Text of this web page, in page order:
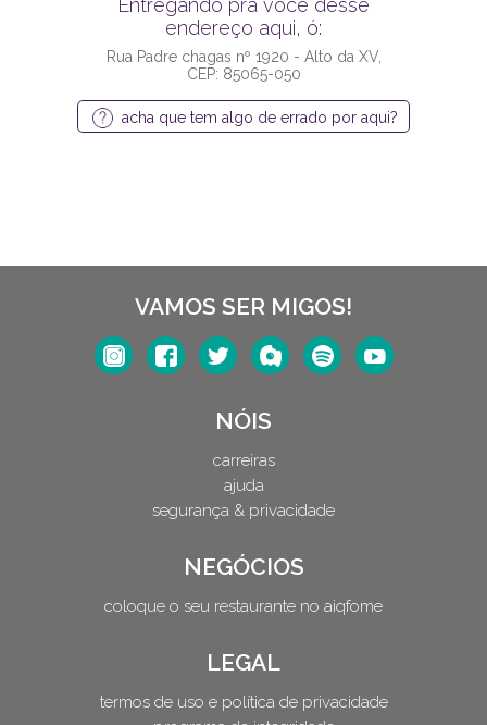
Entregando pra você desse
endereço aqui, ó:
Rua Padre chagas nº 1920 - Alto da XV,
CEP: 85065-050
acha que tem algo de errado por aqui?
VAMOS SER MIGOS!
NÓIS
carreiras
ajuda
segurança & privacidade
NEGÓCIOS
coloque o seu restaurante no aiqfome
LEGAL
termos de uso e política de privacidade